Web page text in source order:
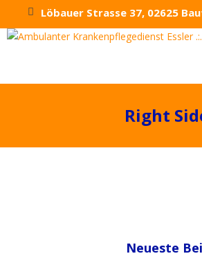
Löbauer Strasse 37, 02625
Right
Neueste